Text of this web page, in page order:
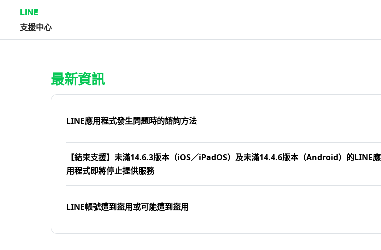
LINE
支援中心
最新資訊
LINE應用程式發生問題時的諮詢方法
【結束支援】未滿14.6.3版本（iOS／iPadOS）及未滿14.4.6版本（Android）的LINE應
用程式即將停止提供服務
LINE帳號遭到盜用或可能遭到盜用